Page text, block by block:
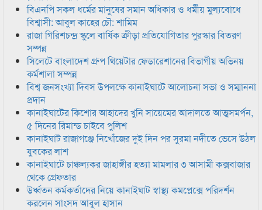
বিএনপি সকল ধর্মের মানুষের সমান অধিকার ও ধর্মীয় মুল্যবোধে
বিশ্বাসী: আবুল কাহের চৌ: শামিম
রাজা গিরিশচন্দ্র স্কুলে বার্ষিক ক্রীড়া প্রতিযোগিতার পুরস্কার বিতরণ
সম্পন্ন
সিলেটে বাংলাদেশ গ্রুপ থিয়েটার ফেডারেশানের বিভাগীয় অভিনয়
কর্মশালা সম্পন্ন
বিশ্ব জনসংখ্যা দিবস উপলক্ষে কানাইঘাটে আলোচনা সভা ও সম্মাননা
প্রদান
কানাইঘাটের কিশোর আহাদের খুনি সায়েমের আদালতে আত্মসমর্পন,
৫ দিনের রিমান্ড চাইবে পুলিশ
কানাইঘাট রাজাগঞ্জে নিখোঁজের দুই দিন পর সুরমা নদীতে ভেসে উঠল
যুবকের লাশ
কানাইঘাটে চাঞ্চল্যকর জাহাঙ্গীর হত্যা মামলার ৩ আসামী কক্সবাজার
থেকে গ্রেফতার
উর্ধ্বতন কর্মকর্তাদের নিয়ে কানাইঘাট স্বাস্থ্য কমপ্লেক্সে পরিদর্শন
করলেন সাংসদ আবুল হাসান